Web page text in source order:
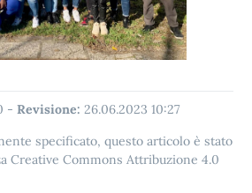
- Revisione: 26.06.2023 10:27
specificato, questo articolo è stato
Creative Commons Attribuzione 4.0